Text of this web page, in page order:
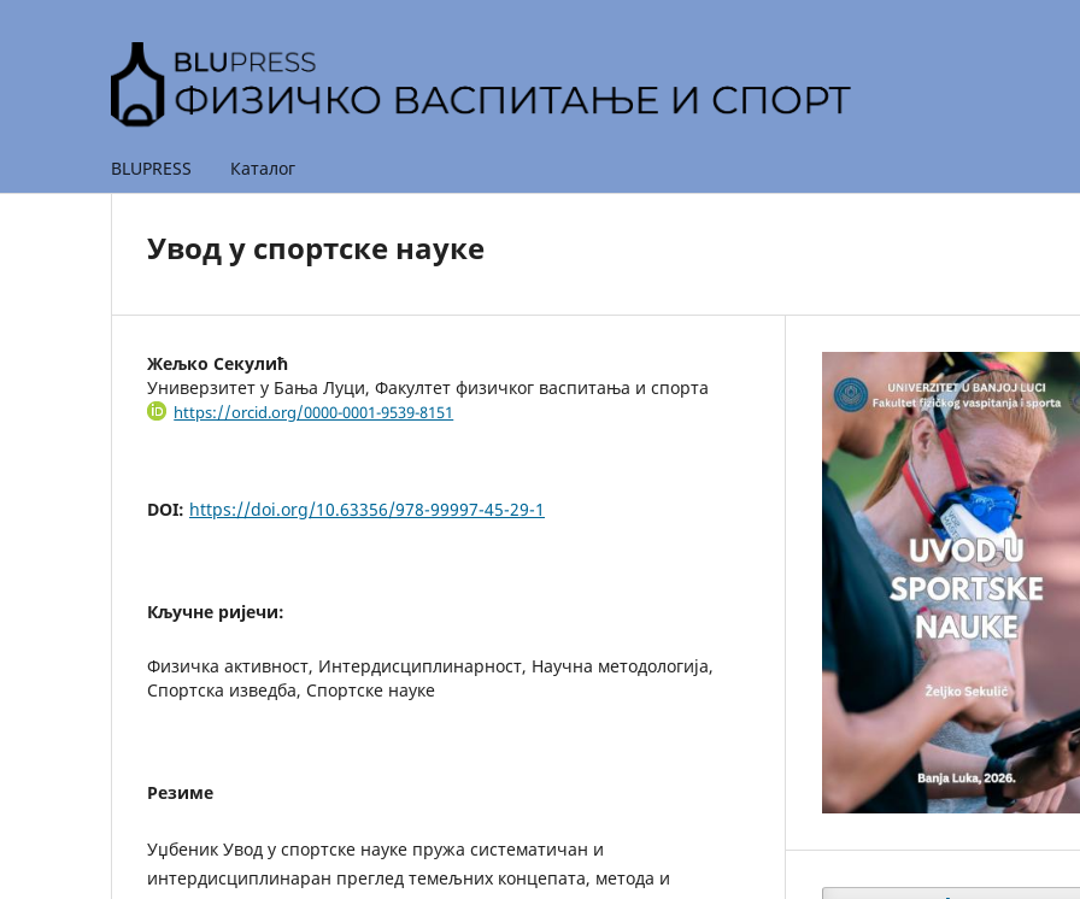
BLUPRESS Каталог
Увод у спортске науке
Жељко Секулић
Универзитет у Бања Луци, Факултет физичког васпитања и спорта
https://orcid.org/0000-0001-9539-8151
DOI: https://doi.org/10.63356/978-99997-45-29-1
Кључне ријечи:
Физичка активност, Интердисциплинарност, Научна методологија,
Спортска изведба, Спортске науке
Резиме
Уџбеник Увод у спортске науке пружа систематичан и
интердисциплинаран преглед темељних концепата, метода и